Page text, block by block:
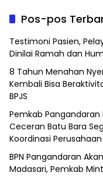
Pos-pos
Testimoni Pasien,
Dinilai Ramah dan
8 Tahun Menahan
Kembali Bisa
BPJS
Pemkab Pangandaran
Ceceran Batu Bara
Koordinasi Perusahaan
BPN Pangandaran
Madasari, Pemkab